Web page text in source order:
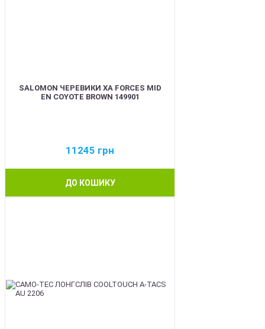
SALOMON ЧЕРЕВИКИ XA FORCES MID
EN COYOTE BROWN 149901
11245 грн
ДО КОШИКУ